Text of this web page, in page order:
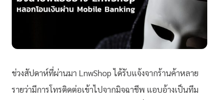
ช่วงสัปดาห์ที่ผ่านมา LnwShop ได้รับแจ้งจากร้านค้าหลาย
รายว่ามีการโทรติดต่อเข้าไปจากมิจฉาชีพ แอบอ้างเป็นทีม